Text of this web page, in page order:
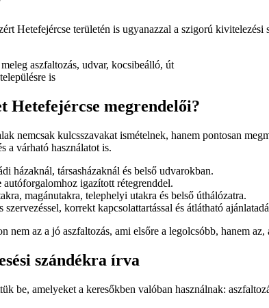
Hetefejércse területén is ugyanazzal a szigorú
aszfaltozás, udvar, kocsibeálló, út
is
Hetefejércse megrendelői?
nemcsak kulcsszavakat ismételnek, hanem pontosan
a várható használatot is.
házaknál, társasházaknál és belső udvarokban.
autóforgalomhoz igazított rétegrenddel.
magánutakra, telephelyi utakra és belső úthálózatra.
szervezéssel, korrekt kapcsolattartással és átlátható
nem az a jó aszfaltozás, ami elsőre a legolcsóbb, hanem
szándékra írva
be, amelyeket a keresőkben valóban használnak: